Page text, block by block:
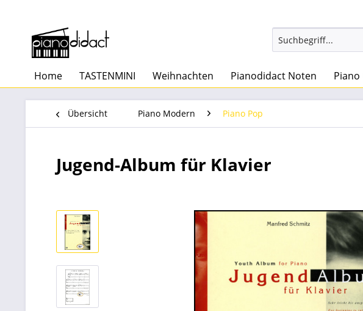
Home TASTENMINI Weihnachten Pianodidact Noten
Übersicht Piano Modern Piano Pop
Jugend-Album für Klavier